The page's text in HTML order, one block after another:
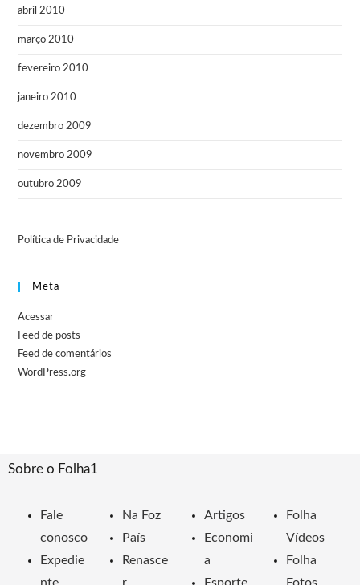
abril 2010
março 2010
fevereiro 2010
janeiro 2010
dezembro 2009
novembro 2009
outubro 2009
Política de Privacidade
Meta
Acessar
Feed de posts
Feed de comentários
WordPress.org
Sobre o Folha1
Fale
conosco
Expedie
Na Foz
País
Renasce
Artigos
Economi
a
Folha
Vídeos
Folha